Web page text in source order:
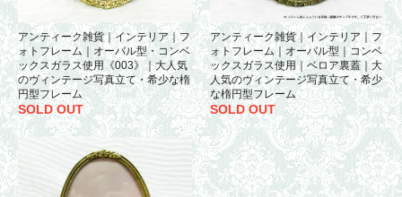
アンティーク雑貨｜インテリア｜フ
ォトフレーム｜オーバル型・コンベ
ックスガラス使用《003》｜大人気
のヴィンテージ写真立て・希少な楕
円型フレーム
SOLD OUT
アンティーク雑貨｜インテリア｜フ
ォトフレーム｜オーバル型｜コンベ
ックスガラス使用｜ベロア裏蓋｜大
人気のヴィンテージ写真立て・希少
な楕円型フレーム
SOLD OUT